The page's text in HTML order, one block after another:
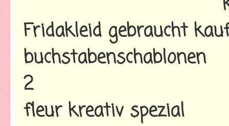
Fridakleid gebraucht
buchstabenschablonen
2
fleur kreativ spezial